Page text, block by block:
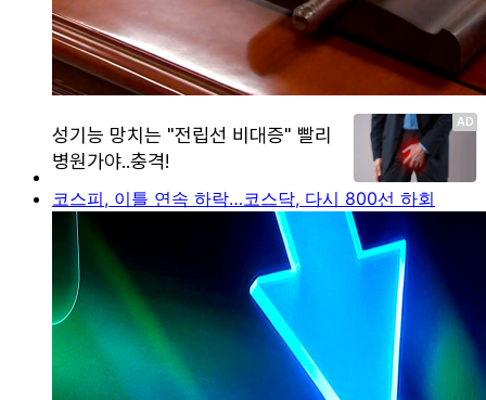
코스피, 이틀 연속 하락…코스닥, 다시 800선 하회